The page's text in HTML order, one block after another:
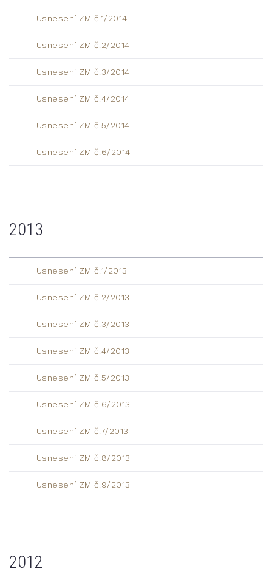
Usnesení ZM č.1/2014
Usnesení ZM č.2/2014
Usnesení ZM č.3/2014
Usnesení ZM č.4/2014
Usnesení ZM č.5/2014
Usnesení ZM č.6/2014
2013
Usnesení ZM č.1/2013
Usnesení ZM č.2/2013
Usnesení ZM č.3/2013
Usnesení ZM č.4/2013
Usnesení ZM č.5/2013
Usnesení ZM č.6/2013
Usnesení ZM č.7/2013
Usnesení ZM č.8/2013
Usnesení ZM č.9/2013
2012